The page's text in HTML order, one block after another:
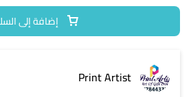
إضافة إلى
Print Artist